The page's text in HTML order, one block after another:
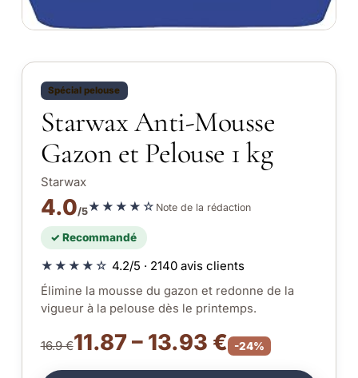
Spécial pelouse
Starwax Anti-Mousse
Gazon et Pelouse 1 kg
Starwax
4.0/5★★★★☆ Note de la rédaction
✓ Recommandé
★★★★☆ 4.2/5 · 2140 avis clients
Élimine la mousse du gazon et redonne de la
vigueur à la pelouse dès le printemps.
16.9 €11.87 – 13.93 € -24%